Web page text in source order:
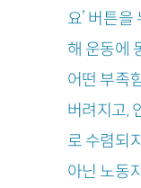
요’ 버튼
해 운동에
어떤 부족
버려지고,
로 수렴되
아닌 노동